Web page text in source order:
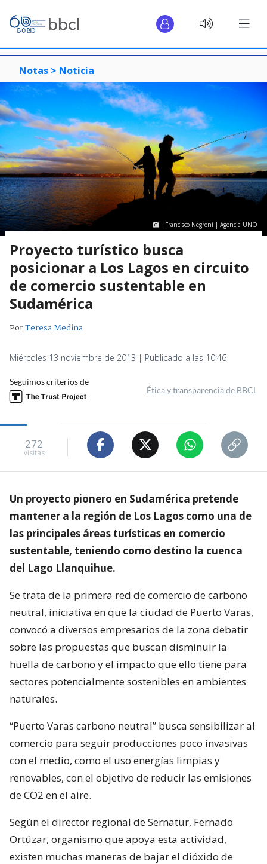
Notas > Noticia
Francisco Negroni | Agencia UNO
Proyecto turístico busca
posicionar a Los Lagos en circuito
de comercio sustentable en
Sudamérica
PorTeresa Medina
Miércoles 13 noviembre de 2013 | Publicado a las 10:46
Seguimos criterios de
Ética y transparencia de BBCL
272
visitas
Un proyecto pionero en Sudamérica pretende
mantener a la región de Los Lagos como una de
las principales áreas turísticas en comercio
sustentable, teniendo como destino la cuenca
del Lago Llanquihue.
Se trata de la primera red de comercio de carbono
neutral, iniciativa en que la ciudad de Puerto Varas,
convocó a diversos empresarios de la zona debatir
sobre las propuestas que buscan disminuir la
huella de carbono y el impacto que ello tiene para
sectores potencialmente sostenibles en ambientes
naturales.
“Puerto Varas carbono neutral” busca sensibilizar al
comercio para seguir producciones poco invasivas
con el medio, como el uso energías limpias y
renovables, con el objetivo de reducir las emisiones
de CO2 en el aire.
Según el director regional de Sernatur, Fernado
Ortúzar, organismo que apoya esta actividad,
existen muchas maneras de bajar el dióxido de